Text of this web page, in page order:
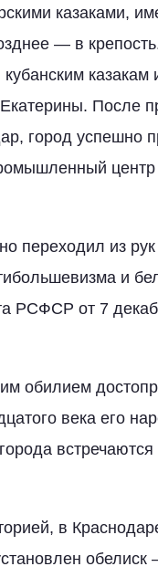
казаками,
— в
казакам
После
город успешно
центр
переходил из рук
и
РСФСР от 7
обилием
века его
в
обелиск